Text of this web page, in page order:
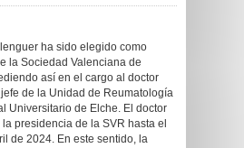
ha sido elegido como
la Sociedad Valenciana de
así en el cargo al doctor
de la Unidad de Reumatología
Universitario de Elche. El doctor
presidencia de la SVR hasta el
de 2024. En este sentido, la